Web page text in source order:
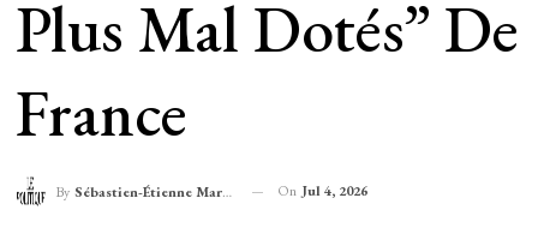
Plus Mal Dotés” De
France
By Sébastien-Étienne Marechal On Jul 4, 2026